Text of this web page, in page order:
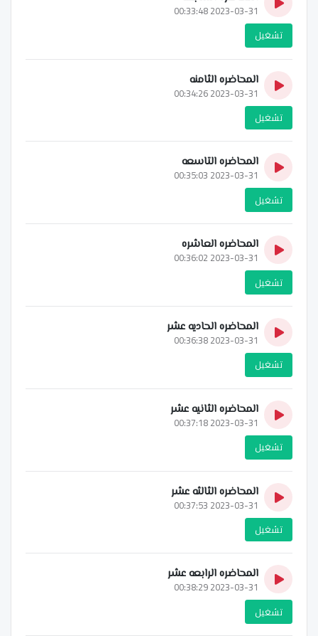
2023-03-31 00:33:48
تشغيل
المحاضره الثامنه
2023-03-31 00:34:26
تشغيل
المحاضره التاسعه
2023-03-31 00:35:03
تشغيل
المحاضره العاشره
2023-03-31 00:36:02
تشغيل
المحاضره الحاديه عشر
2023-03-31 00:36:38
تشغيل
المحاضره الثانيه عشر
2023-03-31 00:37:18
تشغيل
المحاضره الثالثه عشر
2023-03-31 00:37:53
تشغيل
المحاضره الرابعه عشر
2023-03-31 00:38:29
تشغيل